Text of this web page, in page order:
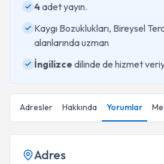
4adet yayın.
Kaygı Bozuklukları, Bireysel
alanlarında uzman
İngilizce dilinde de hizmet
Adresler Hakkında Yorumlar
Adres